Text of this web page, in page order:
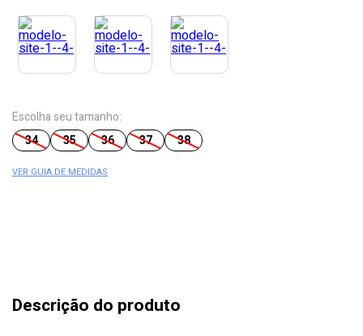
Escolha seu tamanho:
34
35 36 37 38
VER GUIA DE MEDIDAS
Descrição do produto